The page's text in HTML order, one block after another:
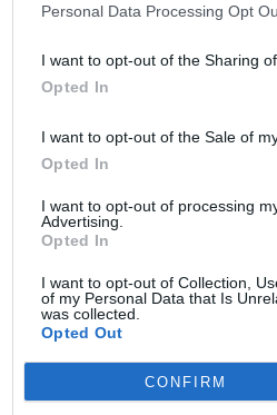
Personal Data Processing Opt
I want to opt-out of the Sharing
Opted In
I want to opt-out of the Sale of
Opted In
I want to opt-out of processing
Advertising.
Opted In
I want to opt-out of Collection,
of my Personal Data that Is
was collected.
Opted Out
CONFIRM
(0)